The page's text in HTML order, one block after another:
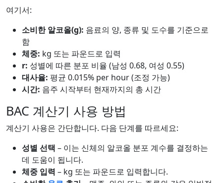
여기서:
소비한 알코올(g): 음료의 양, 종류 및 도수를 기준으로
함
체중: kg 또는 파운드로 입력
r: 성별에 따른 분포 비율 (남성 0.68, 여성 0.55)
대사율: 평균 0.015% per hour (조정 가능)
시간: 음주 시작부터 현재까지의 총 시간
BAC 계산기 사용 방법
계산기 사용은 간단합니다. 다음 단계를 따르세요:
성별 선택 – 이는 신체의 알코올 분포 계수를 결정하는
데 도움이 됩니다.
체중 입력 – kg 또는 파운드로 입력합니다.